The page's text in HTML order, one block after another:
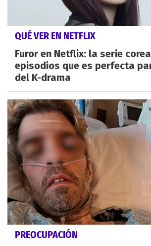
QUÉ VER EN NETFLIX
Furor en Netflix: la serie
episodios que es perfecta
del K-drama
PREOCUPACIÓN